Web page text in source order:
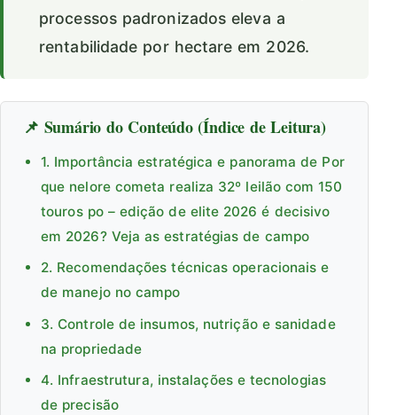
processos padronizados eleva a
rentabilidade por hectare em 2026.
📌 Sumário do Conteúdo (Índice de Leitura)
1. Importância estratégica e panorama de Por
que nelore cometa realiza 32º leilão com 150
touros po – edição de elite 2026 é decisivo
em 2026? Veja as estratégias de campo
2. Recomendações técnicas operacionais e
de manejo no campo
3. Controle de insumos, nutrição e sanidade
na propriedade
4. Infraestrutura, instalações e tecnologias
de precisão